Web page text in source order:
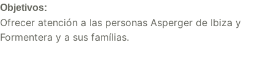
Objetivos:
Ofrecer atención a las personas Asperger de Ibiza y
Formentera y a sus famílias.